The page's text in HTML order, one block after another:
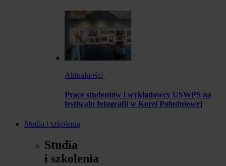
Aktualności
Prace studentów i wykładowcy USWPS na
festiwalu fotografii w Korei Południowej
Studia i szkolenia
Studia
i szkolenia